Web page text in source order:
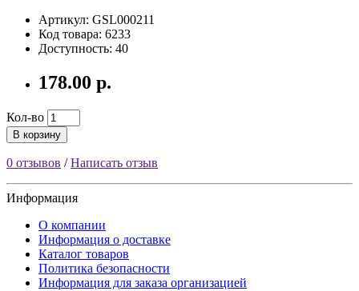
Артикул: GSL000211
Код товара: 6233
Доступность: 40
178.00 р.
Кол-во
В корзину
0 отзывов /Написать отзыв
Информация
О компании
Информация о доставке
Каталог товаров
Политика безопасности
Информация для заказа организацией